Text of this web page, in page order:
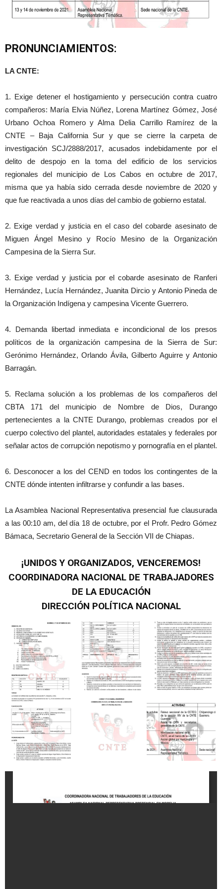
PRONUNCIAMIENTOS:
LA CNTE:
1. Exige detener el hostigamiento y persecución contra cuatro
compañeros: María Elvia Núñez, Lorena Martínez Gómez, José
Urbano Ochoa Romero y Alma Delia Carrillo Ramírez de la
CNTE – Baja California Sur y que se cierre la carpeta de
investigación SCJ/2888/2017, acusados indebidamente por el
delito de despojo en la toma del edificio de los servicios
regionales del municipio de Los Cabos en octubre de 2017,
misma que ya había sido cerrada desde noviembre de 2020 y
que fue reactivada a unos días del cambio de gobierno estatal.
2. Exige verdad y justicia en el caso del cobarde asesinato de
Miguen Ángel Mesino y Rocío Mesino de la Organización
Campesina de la Sierra Sur.
3. Exige verdad y justicia por el cobarde asesinato de Ranferi
Hernández, Lucía Hernández, Juanita Dircio y Antonio Pineda de
la Organización Indígena y campesina Vicente Guerrero.
4. Demanda libertad inmediata e incondicional de los presos
políticos de la organización campesina de la Sierra de Sur:
Gerónimo Hernández, Orlando Ávila, Gilberto Aguirre y Antonio
Barragán.
5. Reclama solución a los problemas de los compañeros del
CBTA 171 del municipio de Nombre de Dios, Durango
pertenecientes a la CNTE Durango, problemas creados por el
cuerpo colectivo del plantel, autoridades estatales y federales por
señalar actos de corrupción nepotismo y pornografía en el plantel.
6. Desconocer a los del CEND en todos los contingentes de la
CNTE dónde intenten infiltrarse y confundir a las bases.
La Asamblea Nacional Representativa presencial fue clausurada
a las 00:10 am, del día 18 de octubre, por el Profr. Pedro Gómez
Bámaca, Secretario General de la Sección VII de Chiapas.
¡UNIDOS Y ORGANIZADOS, VENCEREMOS!
COORDINADORA NACIONAL DE TRABAJADORES
DE LA EDUCACIÓN
DIRECCIÓN POLÍTICA NACIONAL